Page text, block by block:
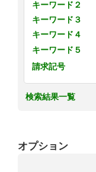
キーワード２
キーワード３
キーワード４
キーワード５
請求記号
検索結果一覧
オプション